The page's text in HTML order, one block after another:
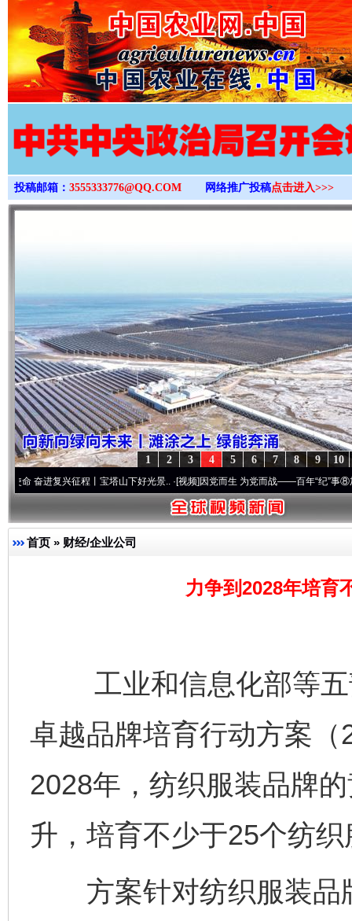
>
投稿邮箱： 3555333776@QQ.COM 网络推广投稿点击进入>>>
10
9
8
7
6
5
4
3
2
1
复兴征程丨宝塔山下好光景..·[视频]因党而生 为党而战——百年“纪”事⑧加强纪律..
首页 » 财经/企业公司
力争到2028年培育
工业和信息化部等五
卓越品牌培育行动方案
2028年，纺织服装品牌
升，培育不少于25个纺
方案针对纺织服装品